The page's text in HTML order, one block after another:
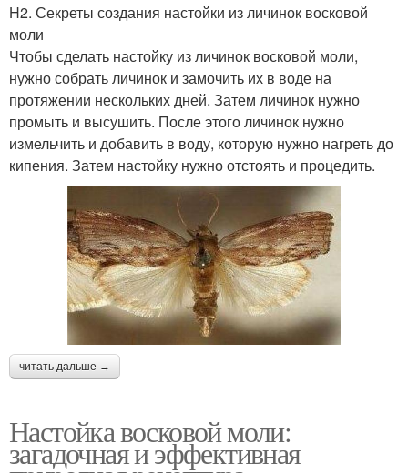
H2. Секреты создания настойки из личинок восковой
моли
Чтобы сделать настойку из личинок восковой моли,
нужно собрать личинок и замочить их в воде на
протяжении нескольких дней. Затем личинок нужно
промыть и высушить. После этого личинок нужно
измельчить и добавить в воду, которую нужно нагреть до
кипения. Затем настойку нужно отстоять и процедить.
читать дальше →
Настойка восковой моли:
загадочная и эффективная